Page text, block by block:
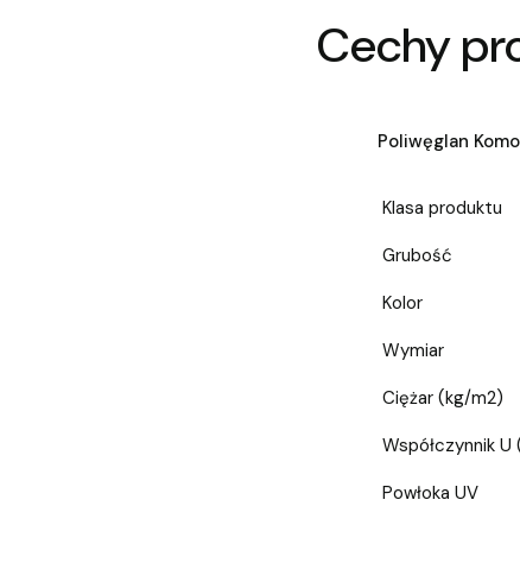
Cechy
Poliwęglan
Klasa produktu
Grubość
Kolor
Wymiar
Ciężar (kg/m2)
Współczynnik
Powłoka UV